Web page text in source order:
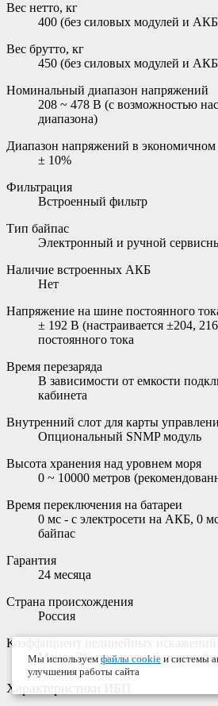
Вес нетто, кг
400 (без силовых модулей и
Вес брутто, кг
450 (без силовых модулей и
Номинальный диапазон напряжений
208 ~ 478 В (с возможностью
диапазона)
Диапазон напряжений в
± 10%
Фильтрация
Встроенный фильтр
Тип байпас
Электронный и ручной
Наличие встроенных АКБ
Нет
Напряжение на шине постоянного
± 192 В (настраивается ±204,
постоянного тока
Время перезаряда
В зависимости от емкости
кабинета
Внутренний слот для карты
Опциональный SNMP модуль
Высота хранения над уровнем моря
0 ~ 10000 метров
Время переключения на батареи
0 мс - с электросети на АКБ, 0
байпас
Гарантия
24 месяца
Страна происхождения
Россия
Коэффициент нелинейных искажений
Менее 3% при полной
Характеристики ИБП
Мы используем файлы cookie и системы
улучшения работы сайта